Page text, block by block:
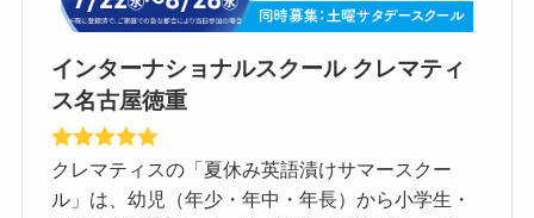
インターナショナルスクール クレマティ
ス名古屋徳重
クレマティスの「夏休み英語漬けサマースクー
ル」は、幼児（年少・年中・年長）から小学生・